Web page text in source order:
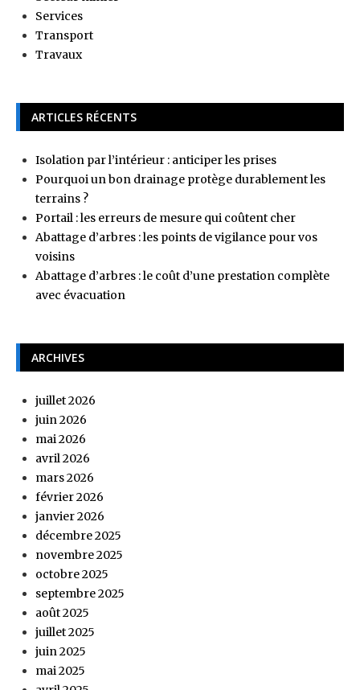
Services
Transport
Travaux
ARTICLES RÉCENTS
Isolation par l’intérieur : anticiper les prises
Pourquoi un bon drainage protège durablement les
terrains ?
Portail : les erreurs de mesure qui coûtent cher
Abattage d’arbres : les points de vigilance pour vos
voisins
Abattage d’arbres : le coût d’une prestation complète
avec évacuation
ARCHIVES
juillet 2026
juin 2026
mai 2026
avril 2026
mars 2026
février 2026
janvier 2026
décembre 2025
novembre 2025
octobre 2025
septembre 2025
août 2025
juillet 2025
juin 2025
mai 2025